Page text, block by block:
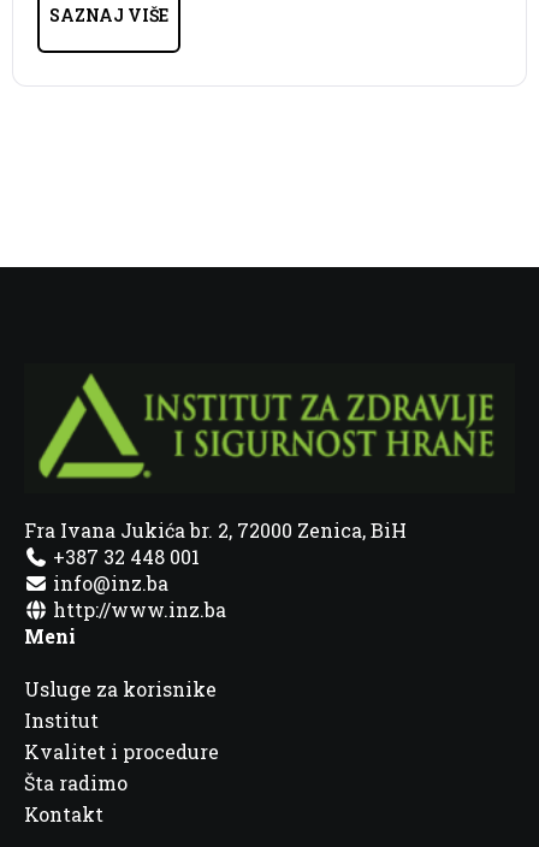
SAZNAJ VIŠE
Fra Ivana Jukića br. 2, 72000 Zenica, BiH
+387 32 448 001
info@inz.ba
http://www.inz.ba
Meni
Usluge za korisnike
Institut
Kvalitet i procedure
Šta radimo
Kontakt